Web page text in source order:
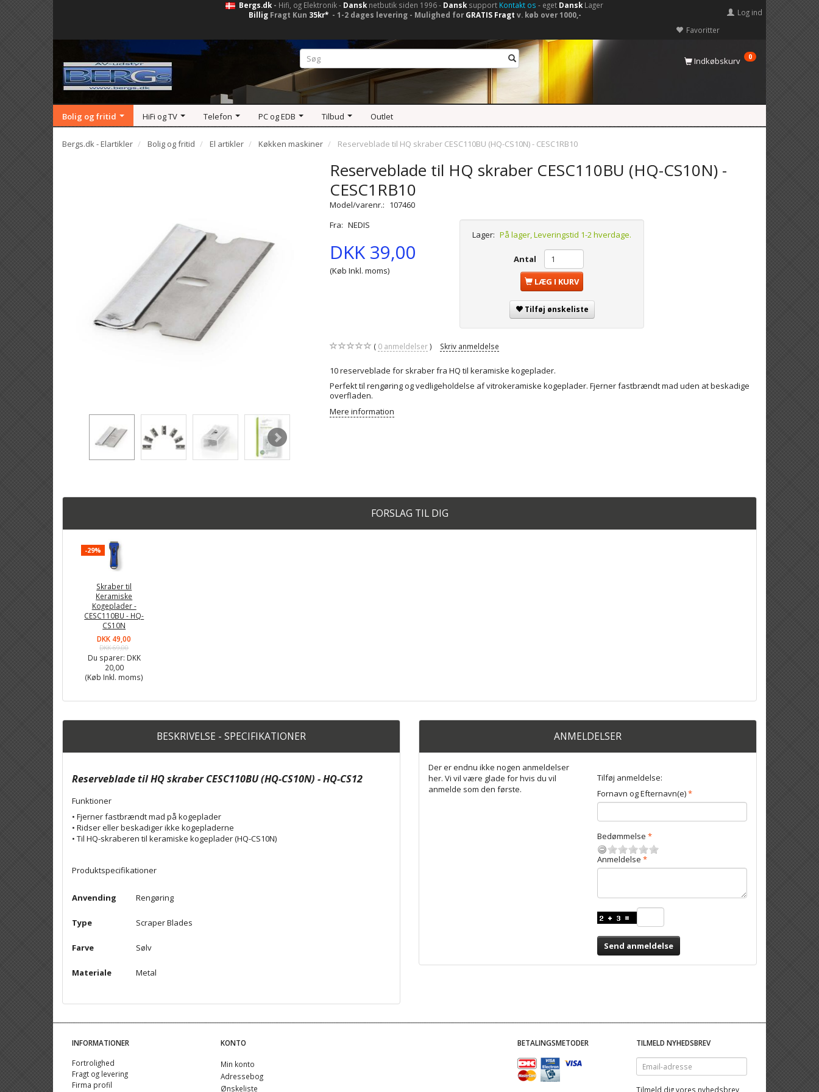
Bergs.dk- Hifi, og Elektronik - Dansknetbutik siden 1996 - Dansksupport Kontakt os - eget DanskLager
Billig Fragt Kun 35kr* - 1-2 dages levering - Mulighed for GRATIS Fragt v. køb over 1000,-
Favoritter
Log ind
Indkøbskurv 0
Bolig og fritid HiFi og TV Telefon PC og EDB Tilbud Outlet
Bergs.dk - Elartikler Bolig og fritid El artikler Køkken maskiner Reserveblade til HQ skraber CESC110BU (HQ-CS10N) - CESC1RB10
Reserveblade til HQ skraber CESC110BU (HQ-CS10N) -
CESC1RB10
Model/varenr.: 107460
Fra: NEDIS
DKK 39,00
(Køb Inkl. moms)
Lager: På lager, Leveringstid 1-2 hverdage.
Antal
LÆG I KURV
Tilføj ønskeliste
0anmeldelser Skriv anmeldelse
10 reserveblade for skraber fra HQ til keramiske kogeplader.
Perfekt til rengøring og vedligeholdelse af vitrokeramiske kogeplader. Fjerner fastbrændt mad uden at beskadige
overfladen.
Mere information
FORSLAG TIL DIG
-29%
Skraber til
Keramiske
Kogeplader -
CESC110BU - HQ-
CS10N
DKK 49,00
DKK 69,00
Du sparer: DKK
20,00
(Køb Inkl. moms)
BESKRIVELSE - SPECIFIKATIONER
Reserveblade til HQ skraber CESC110BU (HQ-CS10N) - HQ-CS12
Funktioner
• Fjerner fastbrændt mad på kogeplader
• Ridser eller beskadiger ikke kogepladerne
• Til HQ-skraberen til keramiske kogeplader (HQ-CS10N)
Produktspecifikationer
Anvending Rengøring
Type Scraper Blades
Farve Sølv
Materiale Metal
ANMELDELSER
Der er endnu ikke nogen anmeldelser
her. Vi vil være glade for hvis du vil
anmelde som den første.
Tilføj anmeldelse:
Fornavn og Efternavn(e)
Bedømmelse
Anmeldelse
Send anmeldelse
INFORMATIONER
Fortrolighed
Fragt og levering
Firma profil
KONTO
Min konto
Adressebog
Ønskeliste
BETALINGSMETODER
TILMELD NYHEDSBREV
Email-
adresse
Tilmeld dig vores nyhedsbrev